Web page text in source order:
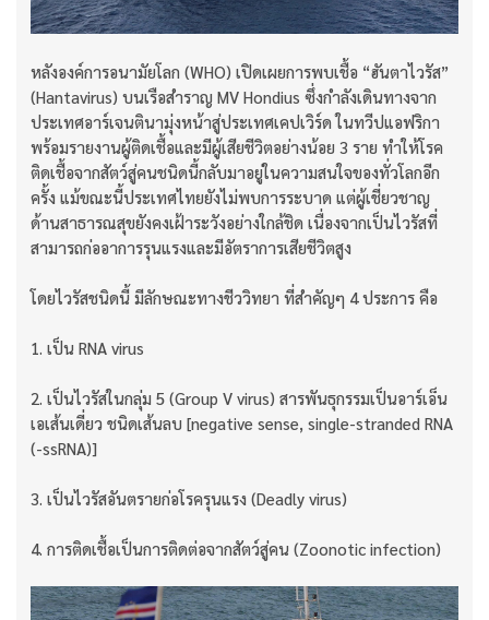
หลังองค์การอนามัยโลก (WHO) เปิดเผยการพบเชื้อ “ฮันตาไวรัส”
(Hantavirus) บนเรือสำราญ MV Hondius ซึ่งกำลังเดินทางจาก
ประเทศอาร์เจนตินามุ่งหน้าสู่ประเทศเคปเวิร์ด ในทวีปแอฟริกา
พร้อมรายงานผู้ติดเชื้อและมีผู้เสียชีวิตอย่างน้อย 3 ราย ทำให้โรค
ติดเชื้อจากสัตว์สู่คนชนิดนี้กลับมาอยู่ในความสนใจของทั่วโลกอีก
ครั้ง แม้ขณะนี้ประเทศไทยยังไม่พบการระบาด แต่ผู้เชี่ยวชาญ
ด้านสาธารณสุขยังคงเฝ้าระวังอย่างใกล้ชิด เนื่องจากเป็นไวรัสที่
สามารถก่ออาการรุนแรงและมีอัตราการเสียชีวิตสูง
โดยไวรัสชนิดนี้ มีลักษณะทางชีววิทยา ที่สำคัญๆ 4 ประการ คือ
1. เป็น RNA virus
2. เป็นไวรัสในกลุ่ม 5 (Group V virus) สารพันธุกรรมเป็นอาร์เอ็น
เอเส้นเดี่ยว ชนิดเส้นลบ [negative sense, single-stranded RNA
(-ssRNA)]
3. เป็นไวรัสอันตรายก่อโรครุนแรง (Deadly virus)
4. การติดเชื้อเป็นการติดต่อจากสัตว์สู่คน (Zoonotic infection)